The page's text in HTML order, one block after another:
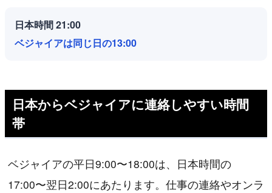
日本時間 21:00
ベジャイアは同じ日の13:00
日本からベジャイアに連絡しやすい時間
帯
ベジャイアの平日9:00〜18:00は、日本時間の
17:00〜翌日2:00にあたります。仕事の連絡やオンラ